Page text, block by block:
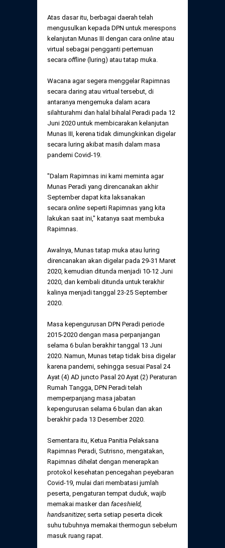
Atas dasar itu, berbagai daerah telah
mengusulkan kepada DPN untuk merespons
kelanjutan Munas III dengan cara online atau
virtual sebagai pengganti pertemuan
secara offline (luring) atau tatap muka.
Wacana agar segera menggelar Rapimnas
secara daring atau virtual tersebut, di
antaranya mengemuka dalam acara
silahturahmi dan halal bihalal Peradi pada 12
Juni 2020 untuk membicarakan kelanjutan
Munas III, kerena tidak dimungkinkan digelar
secara luring akibat masih dalam masa
pandemi Covid-19.
"Dalam Rapimnas ini kami meminta agar
Munas Peradi yang direncanakan akhir
September dapat kita laksanakan
secara online seperti Rapimnas yang kita
lakukan saat ini," katanya saat membuka
Rapimnas.
Awalnya, Munas tatap muka atau luring
direncanakan akan digelar pada 29-31 Maret
2020, kemudian ditunda menjadi 10-12 Juni
2020, dan kembali ditunda untuk terakhir
kalinya menjadi tanggal 23-25 September
2020.
Masa kepengurusan DPN Peradi periode
2015-2020 dengan masa perpanjangan
selama 6 bulan berakhir tanggal 13 Juni
2020. Namun, Munas tetap tidak bisa digelar
karena pandemi, sehingga sesuai Pasal 24
Ayat (4) AD juncto Pasal 20 Ayat (2) Peraturan
Rumah Tangga, DPN Peradi telah
memperpanjang masa jabatan
kepengurusan selama 6 bulan dan akan
berakhir pada 13 Desember 2020.
Sementara itu, Ketua Panitia Pelaksana
Rapimnas Peradi, Sutrisno, mengatakan,
Rapimnas dihelat dengan menerapkan
protokol kesehatan pencegahan peyebaran
Covid-19, mulai dari membatasi jumlah
peserta, pengaturan tempat duduk, wajib
memakai masker dan faceshield,
handsanitizer, serta setiap peserta dicek
suhu tubuhnya memakai thermogun sebelum
masuk ruang rapat.